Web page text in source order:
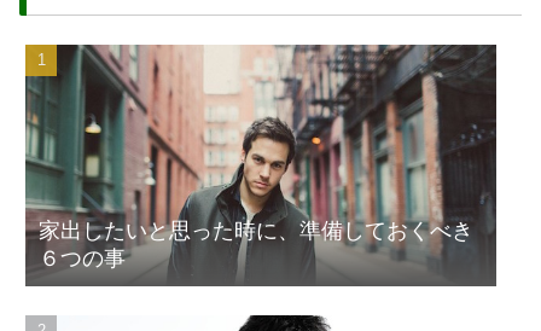
家出したいと思った時に、準備しておくべき
６つの事